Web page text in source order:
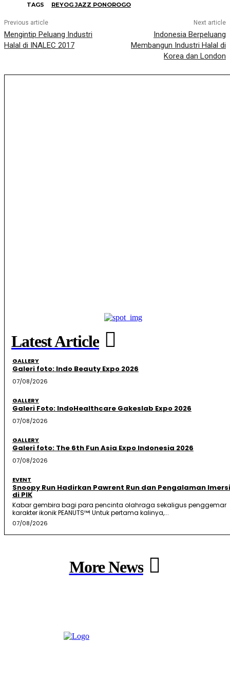
TAGS REYOG JAZZ PONOROGO
Previous article
Mengintip Peluang Industri
Halal di INALEC 2017
Next article
Indonesia Berpeluang
Membangun Industri Halal di
Korea dan London
Latest Article
GALLERY
Galeri foto: Indo Beauty Expo 2026
07/08/2026
GALLERY
Galeri Foto: IndoHealthcare Gakeslab Expo 2026
07/08/2026
GALLERY
Galeri foto: The 6th Fun Asia Expo Indonesia 2026
07/08/2026
EVENT
Snoopy Run Hadirkan Pawrent Run dan Pengalaman
di PIK
Kabar gembira bagi para pencinta olahraga sekaligus penggemar
karakter ikonik PEANUTS™! Untuk pertama kalinya,...
07/08/2026
More News